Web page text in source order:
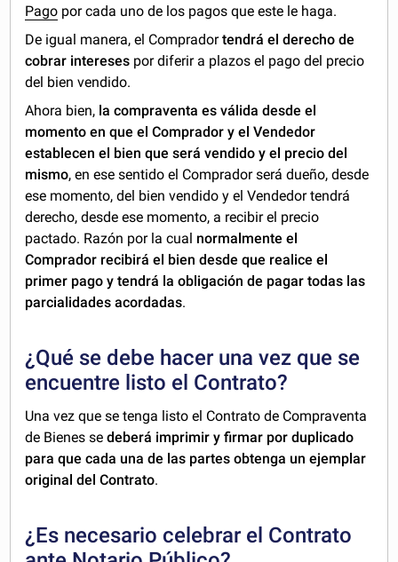
Pago por cada uno de los pagos que este le haga.
De igual manera, el Compradortendrá el derecho de
cobrar intereses por diferir a plazos el pago del precio
del bien vendido.
Ahora bien, la compraventa es válida desde el
momento en que el Comprador y el Vendedor
establecen el bien que será vendido y el precio del
mismo, en ese sentido el Comprador será dueño, desde
ese momento, del bien vendido y el Vendedor tendrá
derecho, desde ese momento, a recibir el precio
pactado. Razón por la cual normalmente el
Comprador recibirá el bien desde que realice el
primer pago y tendrá la obligación de pagar todas las
parcialidades acordadas.
¿Qué se debe hacer una vez que se
encuentre listo el Contrato?
Una vez que se tenga listo el Contrato de Compraventa
de Bienes sedeberá imprimir y firmar por duplicado
para que cada una de las partes obtenga un ejemplar
original del Contrato.
¿Es necesario celebrar el Contrato